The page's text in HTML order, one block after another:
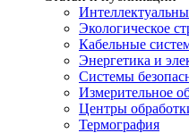
Экологическое
Кабельные
Энергетика и
Системы
Измерительное
Центры
Термография